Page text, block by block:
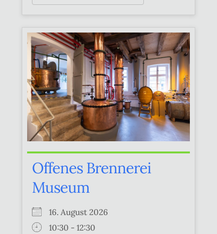
Offenes Brennerei
Museum
16. August 2026
10:30 - 12:30